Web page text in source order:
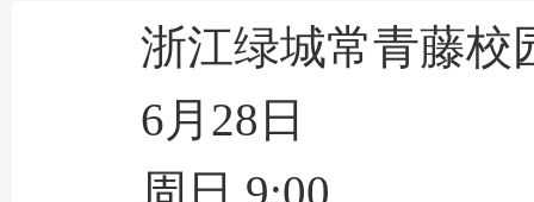
浙江绿城常青藤校
6月28日